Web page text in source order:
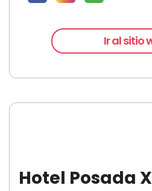
Ir al sitio
Hotel Posada